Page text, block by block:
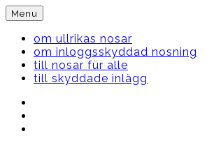
Skip
to
content
Menu
om ullrikas nosar
om inloggsskyddad nosning
till nosar für alle
till skyddade inlägg